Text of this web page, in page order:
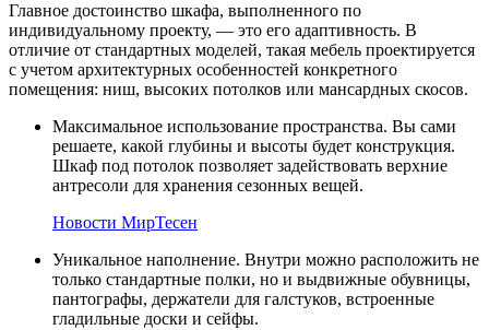
Главное достоинство шкафа, выполненного по
индивидуальному проекту, — это его адаптивность. В
отличие от стандартных моделей, такая мебель проектируется
с учетом архитектурных особенностей конкретного
помещения: ниш, высоких потолков или мансардных скосов.
Максимальное использование пространства. Вы сами
решаете, какой глубины и высоты будет конструкция.
Шкаф под потолок позволяет задействовать верхние
антресоли для хранения сезонных вещей.
Новости МирТесен
Уникальное наполнение. Внутри можно расположить не
только стандартные полки, но и выдвижные обувницы,
пантографы, держатели для галстуков, встроенные
гладильные доски и сейфы.